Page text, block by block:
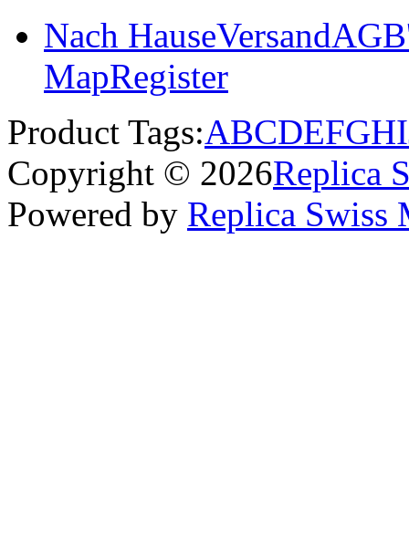
Nach HauseVersand
MapRegister
Product Tags:ABCDEFGHI
Copyright © 2026Replica
Powered by Replica Swiss